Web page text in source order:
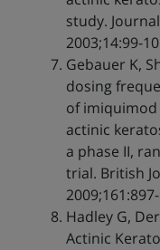
study.
2003;14:99-
Gebauer K,
dosing
of
actinic
a phase II,
trial. British
Hadley G,
Actinic